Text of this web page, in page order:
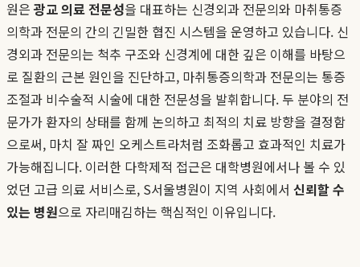
원은광교 의료 전문성을 대표하는 신경외과 전문의와 마취통증
의학과 전문의 간의 긴밀한 협진 시스템을 운영하고 있습니다. 신
경외과 전문의는 척추 구조와 신경계에 대한 깊은 이해를 바탕으
로 질환의 근본 원인을 진단하고, 마취통증의학과 전문의는 통증
조절과 비수술적 시술에 대한 전문성을 발휘합니다. 두 분야의 전
문가가 환자의 상태를 함께 논의하고 최적의 치료 방향을 결정함
으로써, 마치 잘 짜인 오케스트라처럼 조화롭고 효과적인 치료가
가능해집니다. 이러한 다학제적 접근은 대학병원에서나 볼 수 있
었던 고급 의료 서비스로, S서울병원이 지역 사회에서 신뢰할 수
있는 병원으로 자리매김하는 핵심적인 이유입니다.